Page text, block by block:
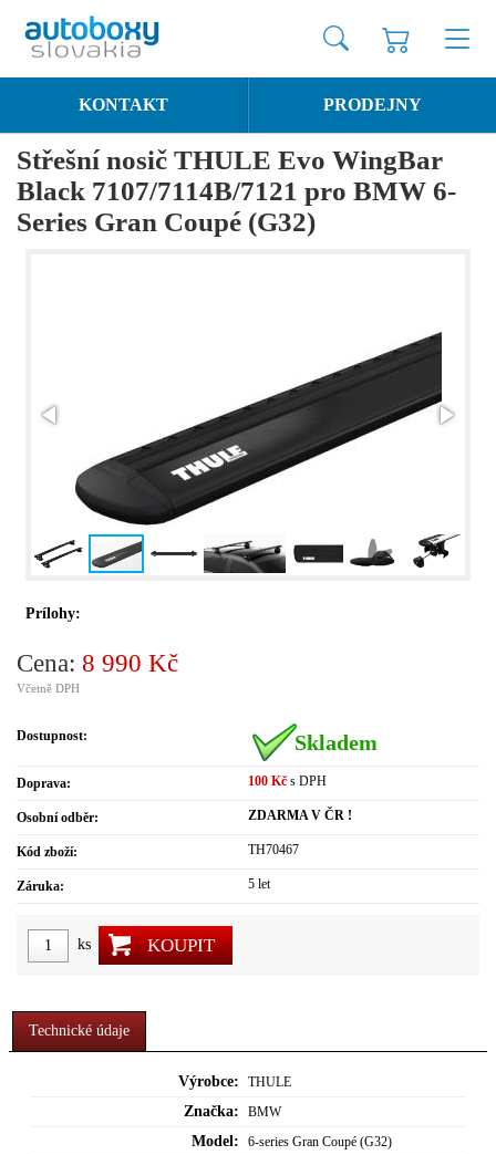
KONTAKT PRODEJNY
Střešní nosič THULE Evo WingBar
Black 7107/7114B/7121 pro BMW 6-
Series Gran Coupé (G32)
Prílohy:
Cena: 8 990 Kč
Včetně DPH
Dostupnost: Skladem
Doprava: 100 Kč s DPH
Osobní odběr: ZDARMA V ČR !
Kód zboží: TH70467
Záruka: 5 let
ks KOUPIT
Technické údaje
Výrobce: THULE
Značka: BMW
Model: 6-series Gran Coupé (G32)